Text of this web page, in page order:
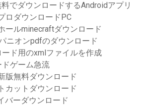
でダウンロードするAndroidアプリ
ロダウンロードPC
ールminecraftダウンロード
ニオンpdfのダウンロード
ド用のxmlファイルを作成
ゲーム急流
版無料ダウンロード
カットダウンロード
バーダウンロード